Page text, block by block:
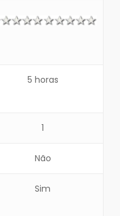
5 horas
1
Não
Sim